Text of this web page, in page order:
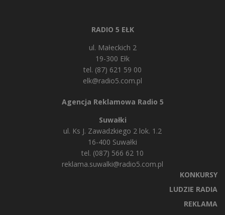
RADIO 5 EŁK
ul. Małeckich 2
19-300 Ełk
tel. (87) 621 59 00
elk@radio5.com.pl
Agencja Reklamowa Radio 5
Suwałki
ul. Ks J. Zawadzkiego 2 lok. 1.2
16-400 Suwałki
tel. (087) 566 62 10
reklama.suwalki@radio5.com.pl
KONKURSY
LUDZIE RADIA
REKLAMA